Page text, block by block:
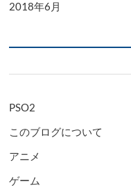
2018年6月
PSO2
このブログについて
アニメ
ゲーム